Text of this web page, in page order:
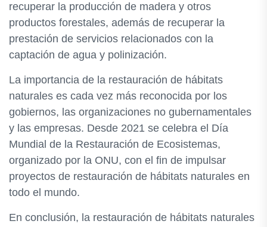
recuperar la producción de madera y otros
productos forestales, además de recuperar la
prestación de servicios relacionados con la
captación de agua y polinización.
La importancia de la restauración de hábitats
naturales es cada vez más reconocida por los
gobiernos, las organizaciones no gubernamentales
y las empresas. Desde 2021 se celebra el Día
Mundial de la Restauración de Ecosistemas,
organizado por la ONU, con el fin de impulsar
proyectos de restauración de hábitats naturales en
todo el mundo.
En conclusión, la restauración de hábitats naturales